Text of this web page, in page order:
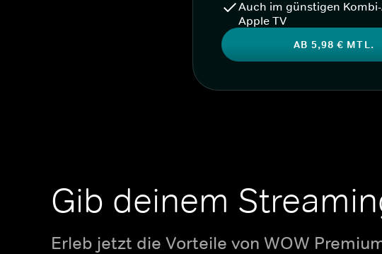
Auch im günstigen
Apple TV
AB 5,98 € MTL.
Gib deinem
Erleb jetzt die Vorteile von WOW